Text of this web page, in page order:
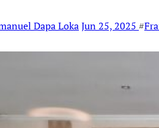
Dapa LokaJun 25, 2025 #